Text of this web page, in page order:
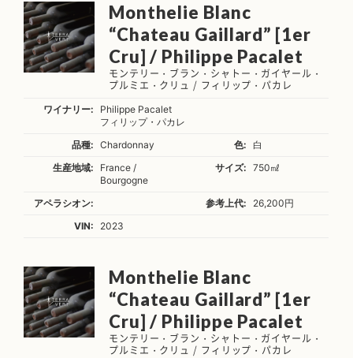
Monthelie Blanc
“Chateau Gaillard” [1er
Cru] / Philippe Pacalet
モンテリー・ブラン・シャトー・ガイヤール・
プルミエ・クリュ / フィリップ・パカレ
ワイナリー:
Philippe Pacalet
フィリップ・パカレ
品種:
Chardonnay 色:
白
生産地域:
France /
Bourgogne
サイズ: 750㎖
アペラシオン: 参考上代:
26,200円
VIN:
2023
Monthelie Blanc
“Chateau Gaillard” [1er
Cru] / Philippe Pacalet
モンテリー・ブラン・シャトー・ガイヤール・
プルミエ・クリュ / フィリップ・パカレ